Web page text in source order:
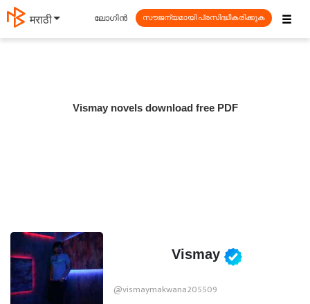
मराठी ☰
ലോഗിൻ സൗജന്യമായി പ്രസിദ്ധീകരിക്കുക
Vismay novels download free PDF
Vismay
@vismaymakwana205509